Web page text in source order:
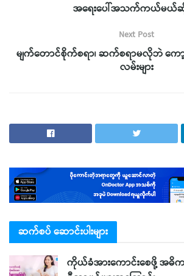
အရေးပေါ်အသက်ကယ်မယ်
Next Post
မျက်တောင်စိုက်စရာ၊ ဆက်စရာမလိုဘဲ ကေ
လမ်းများ
ဆက်စပ် ဆောင်းပါးများ
ကိုယ်ခံအားကောင်းစေဖို့ အ